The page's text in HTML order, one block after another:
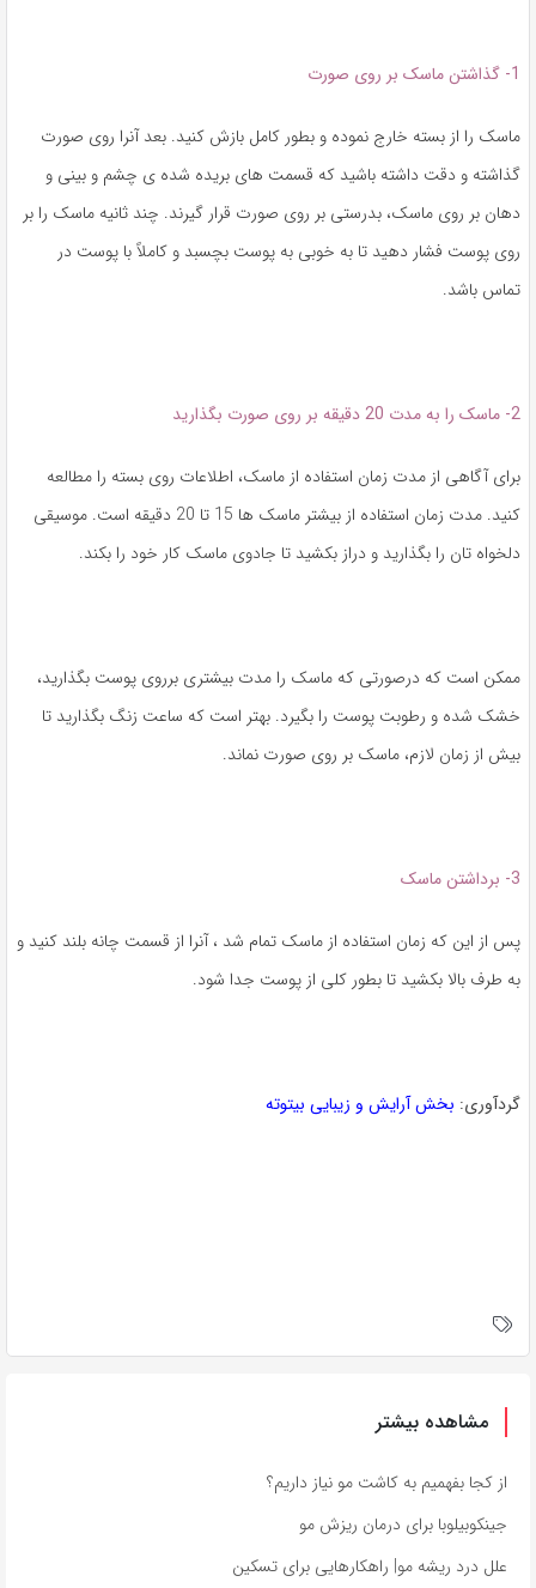
1- گذاشتن ماسک بر روی صورت
ماسک را از بسته خارج نموده و بطور کامل بازش کنید. بعد آنرا روی صورت
گذاشته و دقت داشته باشید که قسمت های بریده شده ی چشم و بینی و
دهان بر روی ماسک، بدرستی بر روی صورت قرار گیرند. چند ثانیه ماسک را بر
روی پوست فشار دهید تا به خوبی به پوست بچسبد و کاملاً با پوست در
تماس باشد.
2- ماسک را به مدت 20 دقیقه بر روی صورت بگذارید
برای آگاهی از مدت زمان استفاده از ماسک، اطلاعات روی بسته را مطالعه
کنید. مدت زمان استفاده از بیشتر ماسک ها 15 تا 20 دقیقه است. موسیقی
دلخواه تان را بگذارید و دراز بکشید تا جادوی ماسک کار خود را بکند.
ممکن است که درصورتی که ماسک را مدت بیشتری برروی پوست بگذارید،
خشک شده و رطوبت پوست را بگیرد. بهتر است که ساعت زنگ بگذارید تا
بیش از زمان لازم، ماسک بر روی صورت نماند.
3- برداشتن ماسک
پس از این که زمان استفاده از ماسک تمام شد ، آنرا از قسمت چانه بلند کنید و
به طرف بالا بکشید تا بطور کلی از پوست جدا شود.
گردآوری: بخش آرایش و زیبایی بیتوته
مشاهده بیشتر
از کجا بفهمیم به کاشت مو نیاز داریم؟
جینکوبیلوبا برای درمان ریزش مو
علل درد ریشه مو| راهکارهایی برای تسکین